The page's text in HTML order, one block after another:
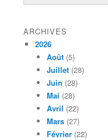
ARCHIVES
2026
Août (5)
Juillet (28)
Juin (28)
Mai (28)
Avril (22)
Mars (27)
Février (22)